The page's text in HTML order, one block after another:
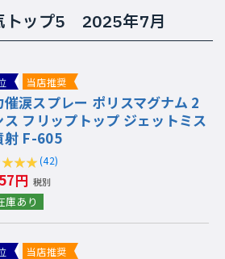
トップ5 2025年7月
当店推奨
催涙スプレー ポリスマグナム 2
ス フリップトップ ジェットミス
射 F-605
(42)
円 税別
庫あり
当店推奨